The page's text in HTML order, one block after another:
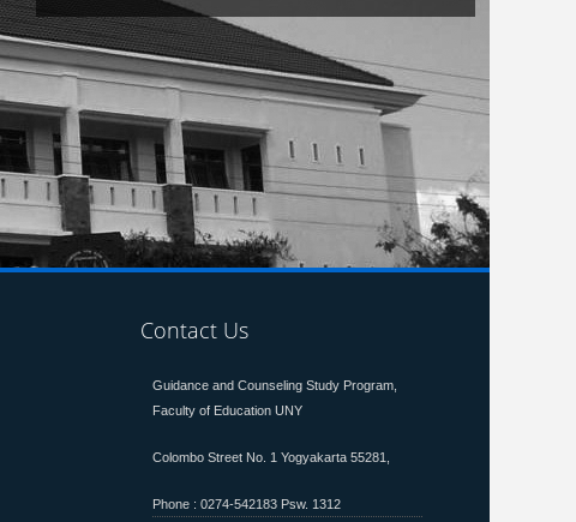
Contact Us
Guidance and Counseling Study Program,
Faculty of EducationUNY
Colombo Street No. 1 Yogyakarta 55281,
Phone : 0274-542183 Psw. 1312